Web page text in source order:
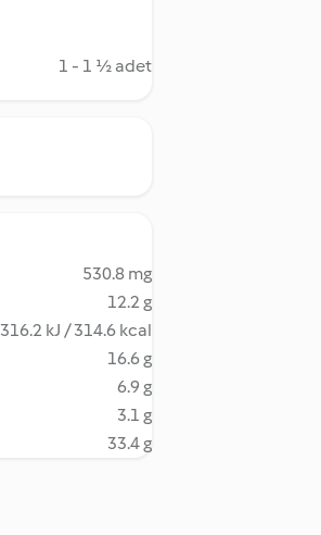
1 - 1 ½ adet
530.8 mg
12.2 g
kJ / 314.6 kcal
16.6 g
6.9 g
3.1 g
33.4 g